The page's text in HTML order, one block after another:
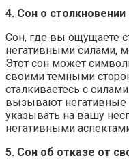
4. Сон о
Сон, где вы ощущаете
негативными силами,
Этот сон может
своими темными
сталкиваетесь с
вызывают
указывать на вашу
негативными
5. Сон об отказе от